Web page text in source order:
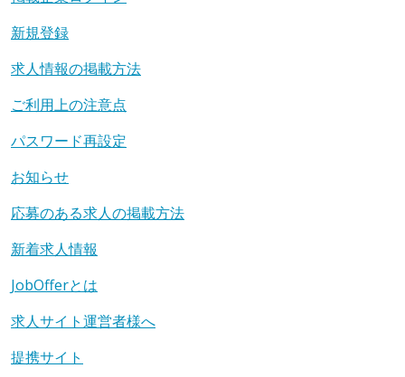
新規登録
求人情報の掲載方法
ご利用上の注意点
パスワード再設定
お知らせ
応募のある求人の掲載方法
新着求人情報
JobOfferとは
求人サイト運営者様へ
提携サイト